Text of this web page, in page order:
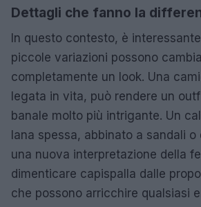
Dettagli che fanno la
In questo contesto, è
piccole variazioni possono
completamente un look. Una
legata in vita, può rendere un
banale molto più intrigante. Un
lana spessa, abbinato a sandali
una nuova interpretazione della
dimenticare capispalla dalle
che possono arricchire qualsiasi